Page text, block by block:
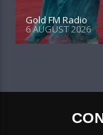
Gold FM Radio
6 AUGUST 2026